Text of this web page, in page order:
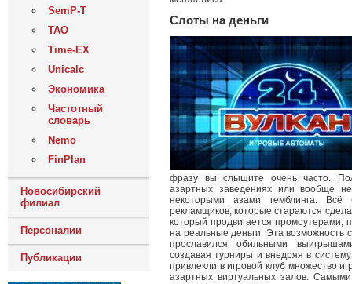
SemP-T
ТАО
Time-EX
Unicalc
Экономика
Частотный
словарь
Nemo
FinPlan
Новосибирский
филиал
Персоналии
Публикации
Слоты на деньги
фразу вы слышите очень часто.
азартных заведениях или вообще
некоторыми азами гемблинга. Всё
рекламщиков, которые стараются
который продвигается промоутерами,
на реальные деньги. Эта возможность
прославился обильными
создавая турниры и внедряя в
привлекли в игровой клуб множество
азартных виртуальных залов.